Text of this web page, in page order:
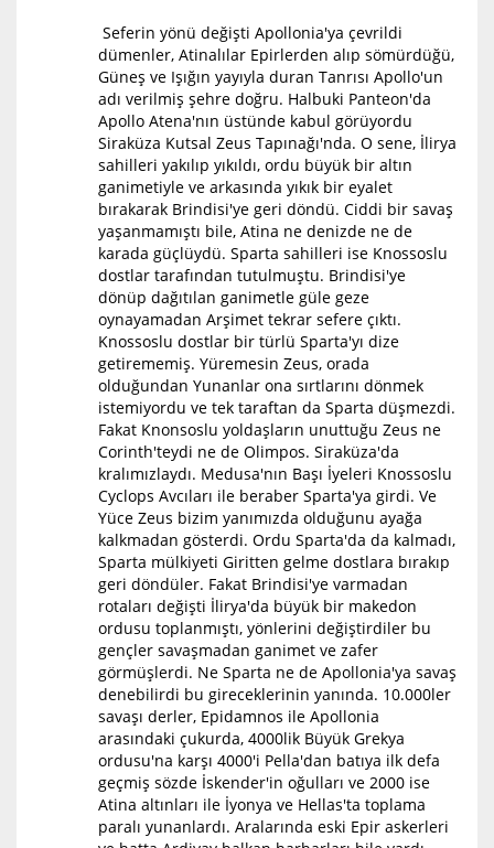
Seferin yönü değişti Apollonia'ya çevrildi
dümenler, Atinalılar Epirlerden alıp sömürdüğü,
Güneş ve Işığın yayıyla duran Tanrısı Apollo'un
adı verilmiş şehre doğru. Halbuki Panteon'da
Apollo Atena'nın üstünde kabul görüyordu
Siraküza Kutsal Zeus Tapınağı'nda. O sene, İlirya
sahilleri yakılıp yıkıldı, ordu büyük bir altın
ganimetiyle ve arkasında yıkık bir eyalet
bırakarak Brindisi'ye geri döndü. Ciddi bir savaş
yaşanmamıştı bile, Atina ne denizde ne de
karada güçlüydü. Sparta sahilleri ise Knossoslu
dostlar tarafından tutulmuştu. Brindisi'ye
dönüp dağıtılan ganimetle güle geze
oynayamadan Arşimet tekrar sefere çıktı.
Knossoslu dostlar bir türlü Sparta'yı dize
getirememiş. Yüremesin Zeus, orada
olduğundan Yunanlar ona sırtlarını dönmek
istemiyordu ve tek taraftan da Sparta düşmezdi.
Fakat Knonsoslu yoldaşların unuttuğu Zeus ne
Corinth'teydi ne de Olimpos. Siraküza'da
kralımızlaydı. Medusa'nın Başı İyeleri Knossoslu
Cyclops Avcıları ile beraber Sparta'ya girdi. Ve
Yüce Zeus bizim yanımızda olduğunu ayağa
kalkmadan gösterdi. Ordu Sparta'da da kalmadı,
Sparta mülkiyeti Giritten gelme dostlara bırakıp
geri döndüler. Fakat Brindisi'ye varmadan
rotaları değişti İlirya'da büyük bir makedon
ordusu toplanmıştı, yönlerini değiştirdiler bu
gençler savaşmadan ganimet ve zafer
görmüşlerdi. Ne Sparta ne de Apollonia'ya savaş
denebilirdi bu gireceklerinin yanında. 10.000ler
savaşı derler, Epidamnos ile Apollonia
arasındaki çukurda, 4000lik Büyük Grekya
ordusu'na karşı 4000'i Pella'dan batıya ilk defa
geçmiş sözde İskender'in oğulları ve 2000 ise
Atina altınları ile İyonya ve Hellas'ta toplama
paralı yunanlardı. Aralarında eski Epir askerleri